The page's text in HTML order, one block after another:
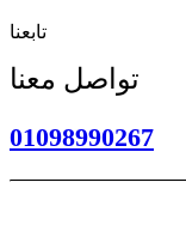
تابعنا
تواصل معنا
01098990267